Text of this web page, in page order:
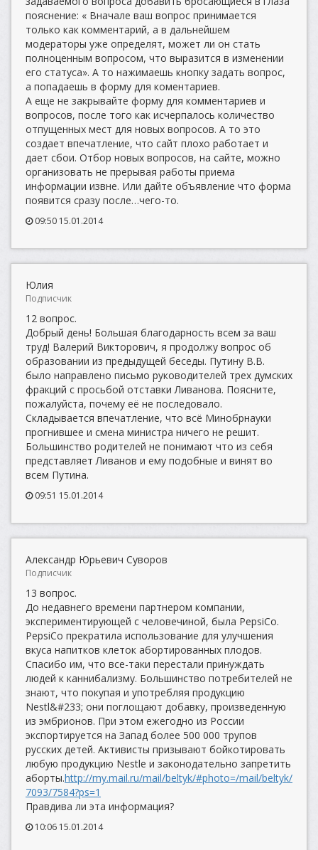
пояснение: « Вначале ваш вопрос принимается
только как комментарий, а в дальнейшем
модераторы уже определят, может ли он стать
полноценным вопросом, что выразится в изменении
его статуса». А то нажимаешь кнопку задать вопрос,
а попадаешь в форму для коментариев.
А еще не закрывайте форму для комментариев и
вопросов, после того как исчерпалось количество
отпущенных мест для новых вопросов. А то это
создает впечатление, что сайт плохо работает и
дает сбои. Отбор новых вопросов, на сайте, можно
организовать не прерывая работы приема
информации извне. Или дайте объявление что форма
появится сразу после…чего-то.
09:50 15.01.2014
Юлия
Подписчик
12 вопрос.
Добрый день! Большая благодарность всем за ваш
труд! Валерий Викторович, я продолжу вопрос об
образовании из предыдущей беседы. Путину В.В.
было направлено письмо руководителей трех думских
фракций с просьбой отставки Ливанова. Поясните,
пожалуйста, почему её не последовало.
Складывается впечатление, что всё Минобрнауки
прогнившее и смена министра ничего не решит.
Большинство родителей не понимают что из себя
представляет Ливанов и ему подобные и винят во
всем Путина.
09:51 15.01.2014
Александр Юрьевич Суворов
Подписчик
13 вопрос.
До недавнего времени партнером компании,
экспериментирующей с человечиной, была PepsiCo.
PepsiCo прекратила использование для улучшения
вкуса напитков клеток абортированных плодов.
Спасибо им, что все-таки перестали принуждать
людей к каннибализму. Большинство потребителей не
знают, что покупая и употребляя продукцию
Nestl&#233; они поглощают добавку, произведенную
из эмбрионов. При этом ежегодно из России
экспортируется на Запад более 500 000 трупов
русских детей. Активисты призывают бойкотировать
любую продукцию Nestle и законодательно запретить
аборты.http://my.mail.ru/mail/beltyk/#photo=/mail/beltyk/
7093/7584?ps=1
Правдива ли эта информация?
10:06 15.01.2014